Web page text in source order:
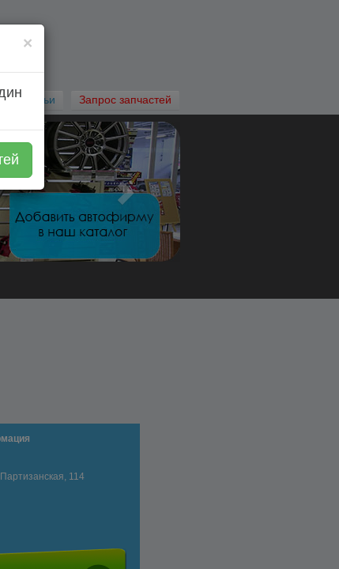
Запрос запчастей
114
×